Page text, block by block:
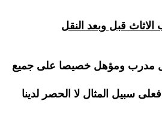
قبل وبعد النقل
مدرب ومؤهل خصيصا على جميع
سبيل المثال لا الحصر لدينا